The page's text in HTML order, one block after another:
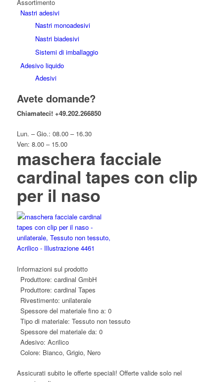
Assortimento
Nastri adesivi
Nastri monoadesivi
Nastri biadesivi
Sistemi di imballaggio
Adesivo liquido
Adesivi
Avete domande?
Chiamateci! +49.202.266850
Lun. – Gio.: 08.00 – 16.30
Ven: 8.00 – 15.00
maschera facciale
cardinal tapes con clip
per il naso
Informazioni sul prodotto
Produttore: cardinal GmbH
Produttore: cardinal Tapes
Rivestimento: unilaterale
Spessore del materiale fino a: 0
Tipo di materiale: Tessuto non tessuto
Spessore del materiale da: 0
Adesivo: Acrilico
Colore: Bianco, Grigio, Nero
Assicurati subito le offerte speciali! Offerte valide solo nel